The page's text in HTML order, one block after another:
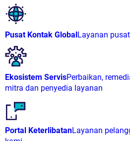
Pusat Kontak GlobalLayanan
Ekosistem ServisPerbaikan,
mitra dan penyedia layanan
Portal KeterlibatanLayanan